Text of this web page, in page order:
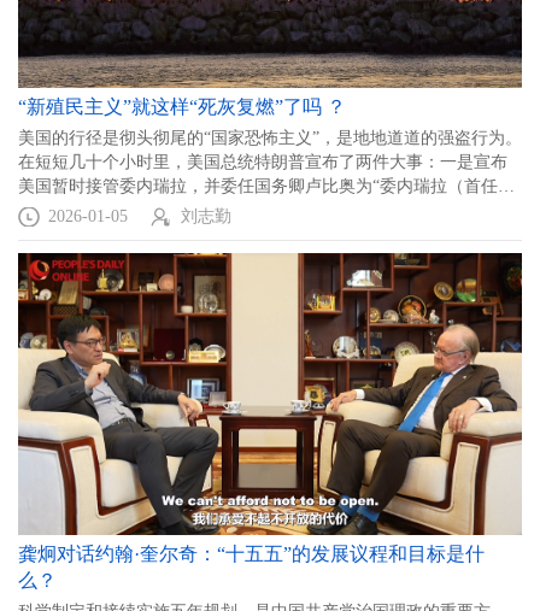
“新殖民主义”就这样“死灰复燃”了吗 ？
美国的行径是彻头彻尾的“国家恐怖主义”，是地地道道的强盗行为。
在短短几十个小时里，美国总统特朗普宣布了两件大事：一是宣布
美国暂时接管委内瑞拉，并委任国务卿卢比奥为“委内瑞拉（首任）
总督”。第二件事宣布美国石油巨头回到委内瑞拉接管该国石油产
2026-01-05 刘志勤
龚炯对话约翰·奎尔奇：“十五五”的发展议程和目标是什
么？